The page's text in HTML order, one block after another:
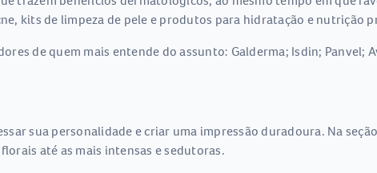
kits de limpeza de pele e produtos para hidratação e nutrição
de quem mais entende do assunto: Galderma; Isdin; Panvel;
sua personalidade e criar uma impressão duradoura. Na
até as mais intensas e sedutoras.